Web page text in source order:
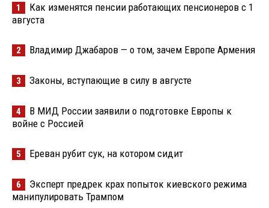
1
Как изменятся пенсии работающих пенсионеров с 1
августа
2 Владимир Джабаров — о том, зачем Европе Армения
3 Законы, вступающие в силу в августе
4
В МИД России заявили о подготовке Европы к
войне с Россией
5 Ереван рубит сук, на котором сидит
6
Эксперт предрек крах попыток киевского режима
манипулировать Трампом